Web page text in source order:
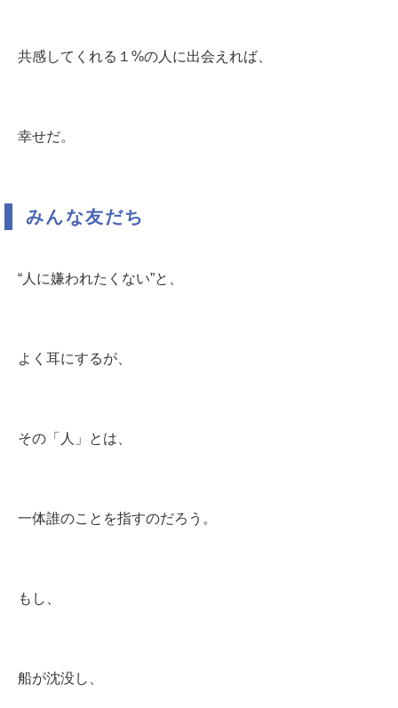
共感してくれる１%の人に出会えれば、
幸せだ。
みんな友だち
“人に嫌われたくない”と、
よく耳にするが、
その「人」とは、
一体誰のことを指すのだろう。
もし、
船が沈没し、